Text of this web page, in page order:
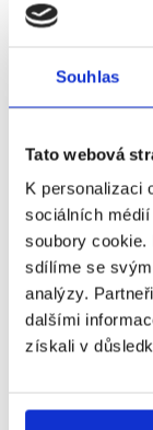
Souhlas
Tato webová
K personalizaci
sociálních
soubory cookie.
sdílíme se
analýzy.
dalšími
získali v